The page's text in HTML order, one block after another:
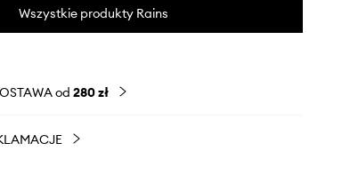
Wszystkie produkty Rains
od 280 zł